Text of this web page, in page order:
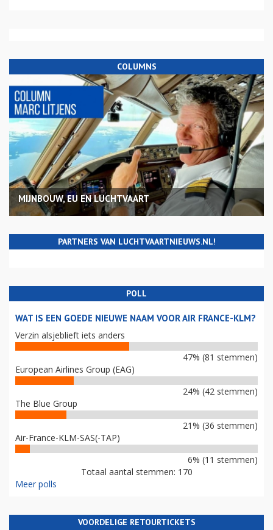
COLUMNS
MIJNBOUW, EU EN LUCHTVAART
PARTNERS VAN LUCHTVAARTNIEUWS.NL!
POLL
WAT IS EEN GOEDE NIEUWE NAAM VOOR AIR FRANCE-KLM?
Verzin alsjeblieft iets anders
47% (81 stemmen)
European Airlines Group (EAG)
24% (42 stemmen)
The Blue Group
21% (36 stemmen)
Air-France-KLM-SAS(-TAP)
6% (11 stemmen)
Totaal aantal stemmen: 170
Meer polls
VOORDELIGE RETOURTICKETS